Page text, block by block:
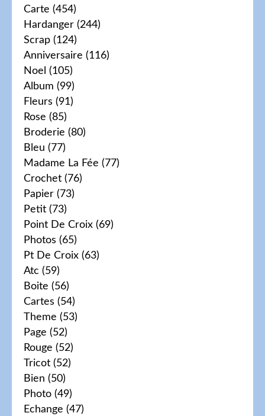
Carte (454)
Hardanger (244)
Scrap (124)
Anniversaire (116)
Noel (105)
Album (99)
Fleurs (91)
Rose (85)
Broderie (80)
Bleu (77)
Madame La Fée (77)
Crochet (76)
Papier (73)
Petit (73)
Point De Croix (69)
Photos (65)
Pt De Croix (63)
Atc (59)
Boite (56)
Cartes (54)
Theme (53)
Page (52)
Rouge (52)
Tricot (52)
Bien (50)
Photo (49)
Echange (47)